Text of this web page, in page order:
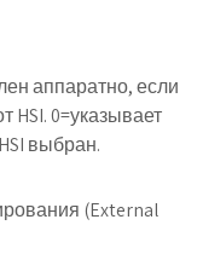
аппаратно, если
HSI. 0=указывает
выбран.
(External